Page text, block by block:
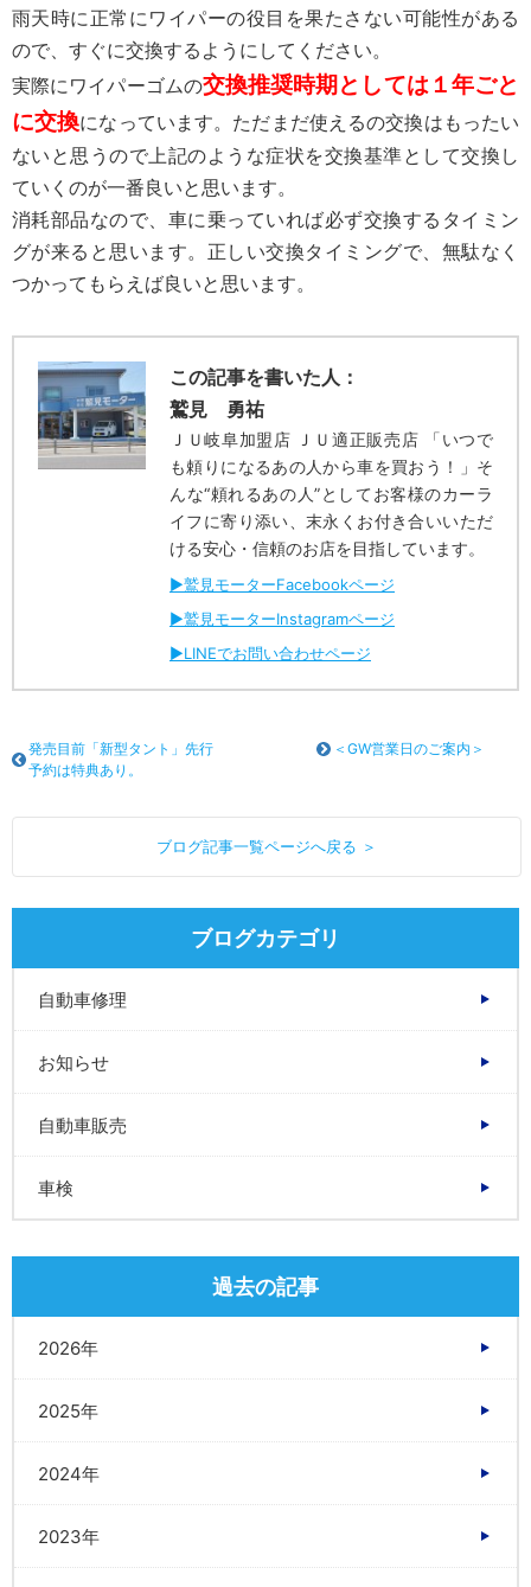
雨天時に正常にワイパーの役目を果たさない可能性がある
ので、すぐに交換するようにしてください。
実際にワイパーゴムの交換推奨時期としては１年ごと
に交換になっています。ただまだ使えるの交換はもったい
ないと思うので上記のような症状を交換基準として交換し
ていくのが一番良いと思います。
消耗部品なので、車に乗っていれば必ず交換するタイミン
グが来ると思います。正しい交換タイミングで、無駄なく
つかってもらえば良いと思います。
この記事を書いた人：
鷲見 勇祐
ＪＵ岐阜加盟店 ＪＵ適正販売店 「いつで
も頼りになるあの人から車を買おう！」そ
んな“頼れるあの人”としてお客様のカーラ
イフに寄り添い、末永くお付き合いいただ
ける安心・信頼のお店を目指しています。
▶︎鷲見モーターFacebookページ
▶︎鷲見モーターInstagramページ
▶︎LINEでお問い合わせページ
発売目前「新型タント」先行
予約は特典あり。
＜GW営業日のご案内＞
ブログ記事一覧ページへ戻る ＞
ブログカテゴリ
自動車修理
お知らせ
自動車販売
車検
過去の記事
2026年
2025年
2024年
2023年